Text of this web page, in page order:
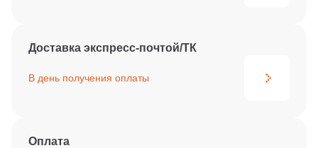
Доставка экспресс-почтой/ТК
В день получения оплаты
Оплата